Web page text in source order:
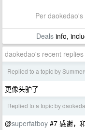
Per
Dealsinfo,
daokedao's recent replies
Replied to a topic by
更像头驴了
Replied to a topic by
@superfatboy #7 感谢，